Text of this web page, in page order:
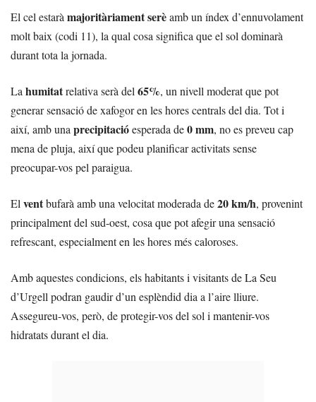
El cel estaràmajoritàriament serèamb un índex d’ennuvolament
molt baix (codi 11), la qual cosa significa que el sol dominarà
durant tota la jornada.
Lahumitatrelativa serà del65%, un nivell moderat que pot
generar sensació de xafogor en les hores centrals del dia. Tot i
així, amb unaprecipitacióesperada de0 mm, no es preveu cap
mena de pluja, així que podeu planificar activitats sense
preocupar-vos pel paraigua.
Elventbufarà amb una velocitat moderada de20 km/h, provenint
principalment del sud-oest, cosa que pot afegir una sensació
refrescant, especialment en les hores més caloroses.
Amb aquestes condicions, els habitants i visitants de La Seu
d’Urgell podran gaudir d’un esplèndid dia a l’aire lliure.
Assegureu-vos, però, de protegir-vos del sol i mantenir-vos
hidratats durant el dia.